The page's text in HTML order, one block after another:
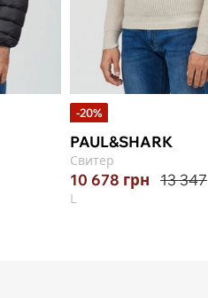
-20%
PAUL&SHARK
Свитер
10 678 грн 13 347
L